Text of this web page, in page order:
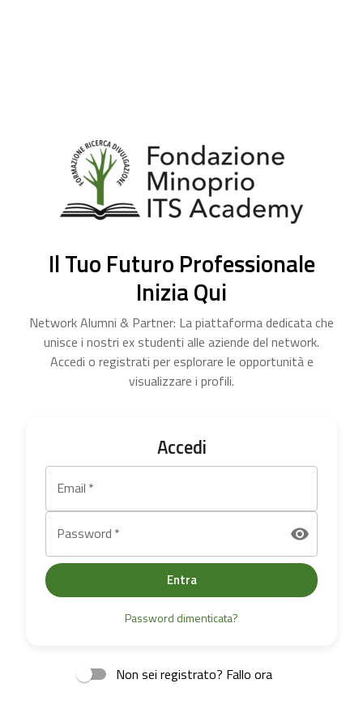
Il Tuo Futuro Professionale
Inizia Qui
Network Alumni & Partner: La piattaforma dedicata che
unisce i nostri ex studenti alle aziende del network.
Accedi o registrati per esplorare le opportunità e
visualizzare i profili.
Accedi
Email *
Password *
Entra
Password dimenticata?
Non sei registrato? Fallo ora